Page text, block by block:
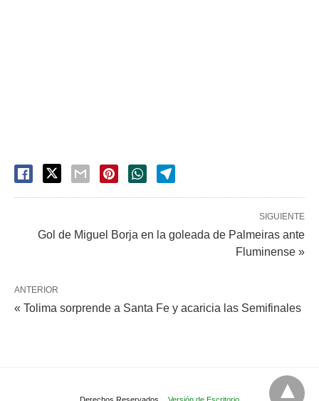
SIGUIENTE
Gol de Miguel Borja en la goleada de Palmeiras ante
Fluminense »
ANTERIOR
« Tolima sorprende a Santa Fe y acaricia las Semifinales